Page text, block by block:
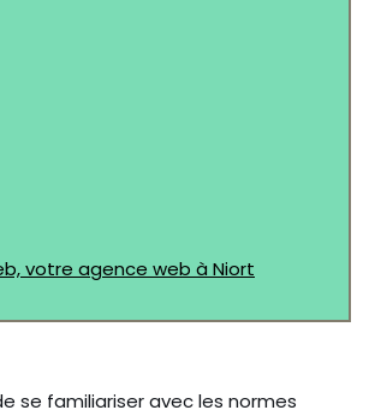
votre agence web à Niort
se familiariser avec les normes